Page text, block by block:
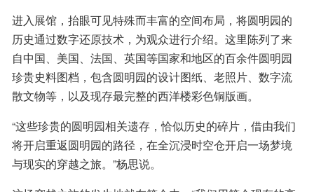
进入展馆，抬眼可见特殊而丰富的空间布局，将圆明园的
历史通过数字还原技术，为观众进行介绍。这里陈列了来
自中国、美国、法国、英国等国家和地区的百余件圆明园
珍贵史料图档，包含圆明园的设计图纸、老照片、数字流
散文物等，以及现存最完整的西洋楼彩色铜版画。
“这些珍贵的圆明园相关遗存，恰似历史的碎片，借由我们
将开启重返圆明园的路径，在全沉浸时空仓开启一场梦境
与现实的穿越之旅。”杨思说。